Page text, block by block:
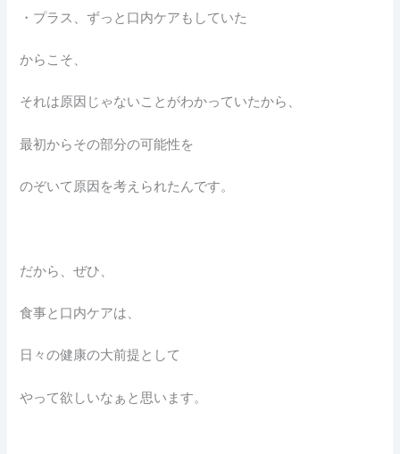
・プラス、ずっと口内ケアもしていた
からこそ、
それは原因じゃないことがわかっていたから、
最初からその部分の可能性を
のぞいて原因を考えられたんです。
だから、ぜひ、
食事と口内ケアは、
日々の健康の大前提として
やって欲しいなぁと思います。